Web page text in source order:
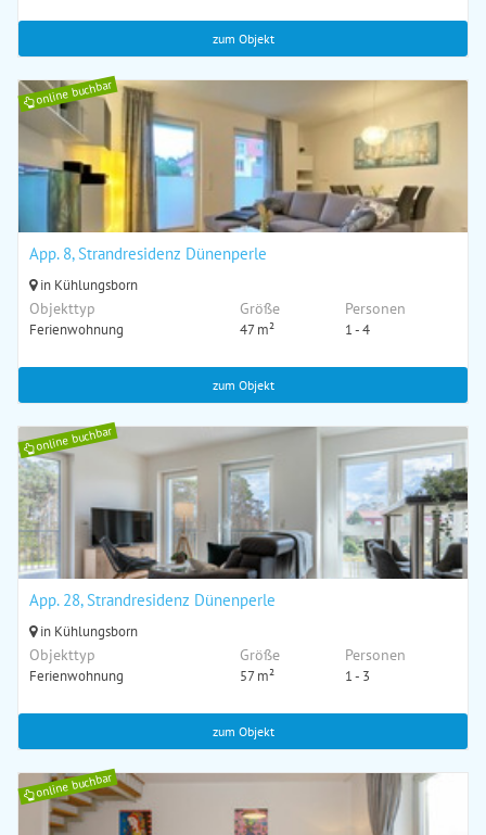
zum Objekt
online buchbar
App. 8, Strandresidenz Dünenperle
in Kühlungsborn
Objekttyp
Ferienwohnung
Größe
47 m²
Personen
1 - 4
zum Objekt
online buchbar
App. 28, Strandresidenz Dünenperle
in Kühlungsborn
Objekttyp
Ferienwohnung
Größe
57 m²
Personen
1 - 3
zum Objekt
online buchbar